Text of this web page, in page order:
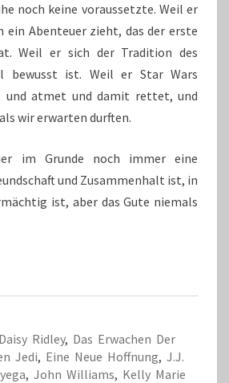
noch keine voraussetzte. Weil er
ein Abenteuer zieht, das der erste
Weil er sich der Tradition des
bewusst ist. Weil er Star Wars
und atmet und damit rettet, und
wir erwarten durften.
im Grunde noch immer eine
und Zusammenhalt ist, in
ist, aber das Gute niemals
Daisy Ridley, Das Erwachen Der
Jedi, Eine Neue Hoffnung, J.J.
, John Williams, Kelly Marie